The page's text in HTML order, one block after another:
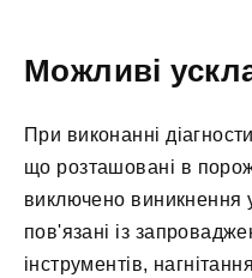
Можливі
При виконанні
що розташовані в
виключено виникнення
пов'язані із
інструментів,